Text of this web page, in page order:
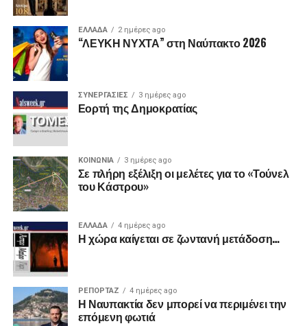
ΕΛΛΑΔΑ 2 ημέρες ago
“ΛΕΥΚΗ ΝΥΧΤΑ” στη Ναύπακτο 2026
ΣΥΝΕΡΓΑΣΙΕΣ 3 ημέρες ago
Εορτή της Δημοκρατίας
ΚΟΙΝΩΝΙΑ 3 ημέρες ago
Σε πλήρη εξέλιξη οι μελέτες για το «Τούνελ
του Κάστρου»
ΕΛΛΑΔΑ 4 ημέρες ago
Η χώρα καίγεται σε ζωντανή μετάδοση…
ΡΕΠΟΡΤΑΖ 4 ημέρες ago
Η Ναυπακτία δεν μπορεί να περιμένει την
επόμενη φωτιά